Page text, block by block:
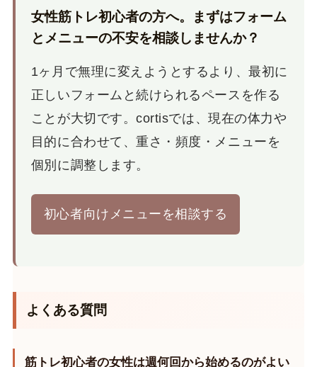
女性筋トレ初心者の方へ。まずはフォーム
とメニューの不安を相談しませんか？
1ヶ月で無理に変えようとするより、最初に
正しいフォームと続けられるペースを作る
ことが大切です。cortisでは、現在の体力や
目的に合わせて、重さ・頻度・メニューを
個別に調整します。
初心者向けメニューを相談する
よくある質問
筋トレ初心者の女性は週何回から始めるのがよい